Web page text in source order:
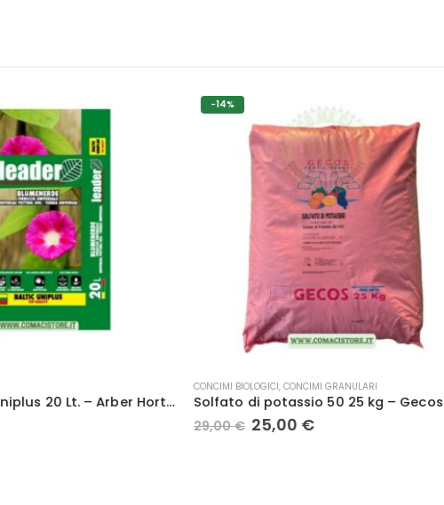
Leader baltic uniplus 20 Lt. – Arber Horticulture
CONCIMI BIOLOGICI, CONCIMI GRANULARI
Solfato di potassio 50 25 kg – Gecos
€ Il
25,00€Il